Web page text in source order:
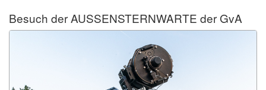
Besuch der AUSSENSTERNWARTE der GvA